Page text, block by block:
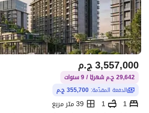
ج.م3,557,000
29,642 ج.م شهريًا / 9 سنوات
الدفعة المقدّمة: 355,700 ج.م
1
1
39 متر مربع